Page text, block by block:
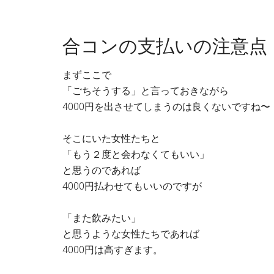
合コンの支払いの注意点
まずここで
「ごちそうする」と言っておきながら
4000円を出させてしまうのは良くないですね〜
そこにいた女性たちと
「もう２度と会わなくてもいい」
と思うのであれば
4000円払わせてもいいのですが
「また飲みたい」
と思うような女性たちであれば
4000円は高すぎます。